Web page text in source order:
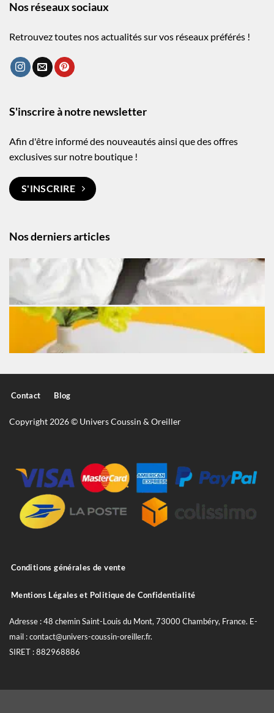
Nos réseaux sociaux
Retrouvez toutes nos actualités sur vos réseaux préférés !
Nos derniers articles
S'inscrire à notre newsletter
Afin d'être informé des nouveautés ainsi que des offres
exclusives sur notre boutique !
S'INSCRIRE
Contact Blog
Copyright 2026 © Univers Coussin & Oreiller
Conditions générales de vente
Mentions Légales et Politique de Confidentialité
Adresse : 48 chemin Saint-Louis du Mont, 73000 Chambéry, France. E-
mail : contact@univers-coussin-oreiller.fr.
SIRET : 882968886